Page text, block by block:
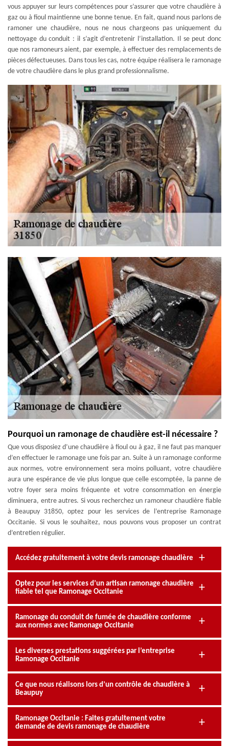
vous appuyer sur leurs compétences pour s’assurer que votre chaudière à
gaz ou à fioul maintienne une bonne tenue. En fait, quand nous parlons de
ramoner une chaudière, nous ne nous chargeons pas uniquement du
nettoyage du conduit : il s’agit d’entretenir l’installation. Il se peut donc
que nos ramoneurs aient, par exemple, à effectuer des remplacements de
pièces défectueuses. Dans tous les cas, notre équipe réalisera le ramonage
de votre chaudière dans le plus grand professionnalisme.
Pourquoi un ramonage de chaudière est-il nécessaire ?
Que vous disposiez d’une chaudière à fioul ou à gaz, il ne faut pas manquer
d’en effectuer le ramonage une fois par an. Suite à un ramonage conforme
aux normes, votre environnement sera moins polluant, votre chaudière
aura une espérance de vie plus longue que celle escomptée, la panne de
votre foyer sera moins fréquente et votre consommation en énergie
diminuera, entre autres. Si vous recherchez un ramoneur chaudière fiable
à Beaupuy 31850, optez pour les services de l’entreprise Ramonage
Occitanie. Si vous le souhaitez, nous pouvons vous proposer un contrat
d’entretien régulier.
Accédez gratuitement à votre devis ramonage chaudière
Optez pour les services d’un artisan ramonage chaudière
fiable tel que Ramonage Occitanie
Ramonage du conduit de fumée de chaudière conforme
aux normes avec Ramonage Occitanie
Les diverses prestations suggérées par l’entreprise
Ramonage Occitanie
Ce que nous réalisons lors d’un contrôle de chaudière à
Beaupuy
Ramonage Occitanie : Faites gratuitement votre
demande de devis ramonage de chaudière